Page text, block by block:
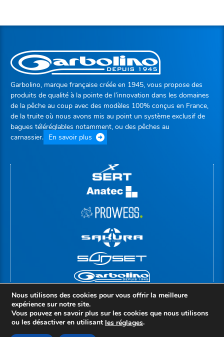
Garbolino, marque française créée en 1945, vous propose des
produits de qualité à la pointe de l’innovation dans les domaines
de la pêche au coup avec des modèles 100% conçus en France,
de la truite où nous avons mis au point un système exclusif de
bagues téléréglables notamment, ou des pêches au
carnassier. En savoir plus
© Copyright 2026 |
Nous utilisons des cookies pour vous offrir la meilleure
expérience sur notre site.
Vous pouvez en savoir plus sur les cookies que nous utilisons
ou les désactiver en utilisant les réglages.